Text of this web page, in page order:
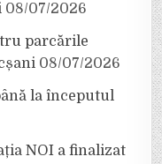
08/07/2026
parcările
08/07/2026
la începutul
NOI a finalizat